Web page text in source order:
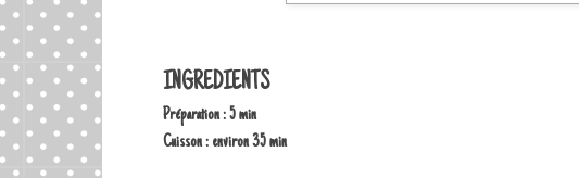
INGREDIENTS
Préparation : 5 min
Cuisson : environ 35 min